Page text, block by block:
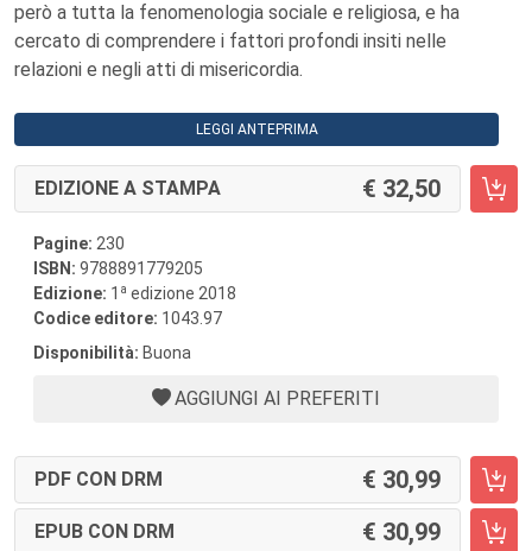
però a tutta la fenomenologia sociale e religiosa, e ha
cercato di comprendere i fattori profondi insiti nelle
relazioni e negli atti di misericordia.
LEGGI ANTEPRIMA
EDIZIONE A STAMPA 32,50
Pagine: 230
ISBN: 9788891779205
Edizione: 1 a edizione 2018
Codice editore: 1043.97
Disponibilità: Buona
AGGIUNGI AI PREFERITI
PDF CON DRM 30,99
EPUB CON DRM 30,99